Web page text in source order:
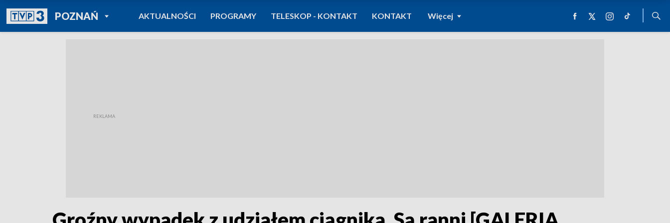
POZNAŃPOWRÓT DO
TVP REGIONY
AKTUALNOŚCI PROGRAMY TELESKOP - KONTAKT KONTAKT Więcej